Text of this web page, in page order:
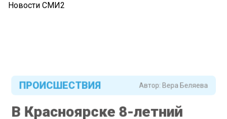
Новости СМИ2
В Красноярске 8-летний
мальчик упал с квадроцикла